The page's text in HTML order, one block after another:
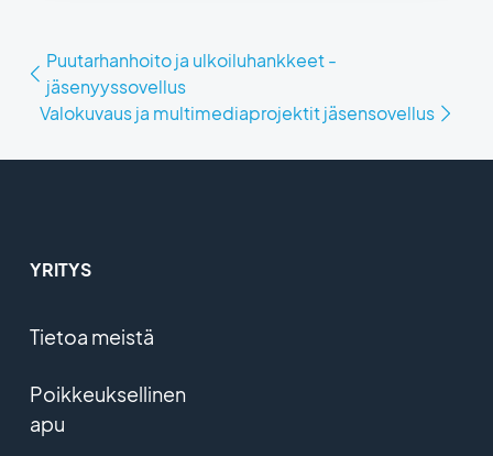
Puutarhanhoito ja ulkoiluhankkeet -
jäsenyyssovellus
Valokuvaus ja multimediaprojektit jäsensovellus
YRITYS
Tietoa meistä
Poikkeuksellinen
apu